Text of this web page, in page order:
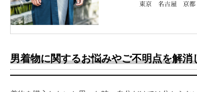
男着物に関するお悩みやご不明点を解